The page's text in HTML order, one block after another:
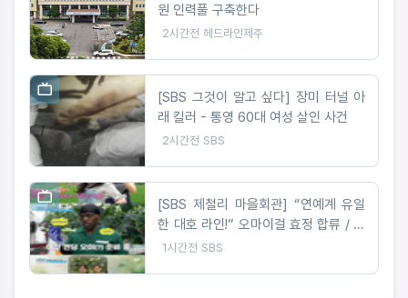
원 인력풀 구축한다
2시간전 헤드라인제주
[SBS 그것이 알고 싶다] 장미 터널 아
래 킬러 - 통영 60대 여성 살인 사건
2시간전 SBS
[SBS 제철리 마을회관] “연예계 유일
한 대호 라인!” 오마이걸 효정 합류 / 송
가인의 짠내 나는 초등팬심 잡기 도전
1시간전 SBS